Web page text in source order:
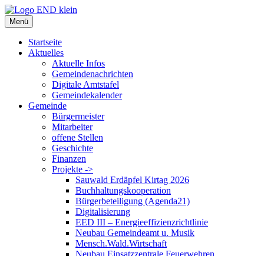
Zum
Inhalt
springen
Menü
Startseite
Aktuelles
Aktuelle Infos
Gemeindenachrichten
Digitale Amtstafel
Gemeindekalender
Gemeinde
Bürgermeister
Mitarbeiter
offene Stellen
Geschichte
Finanzen
Projekte ->
Sauwald Erdäpfel Kirtag 2026
Buchhaltungskooperation
Bürgerbeteiligung (Agenda21)
Digitalisierung
EED III – Energieeffizienzrichtlinie
Neubau Gemeindeamt u. Musik
Mensch.Wald.Wirtschaft
Neubau Einsatzzentrale Feuerwehren